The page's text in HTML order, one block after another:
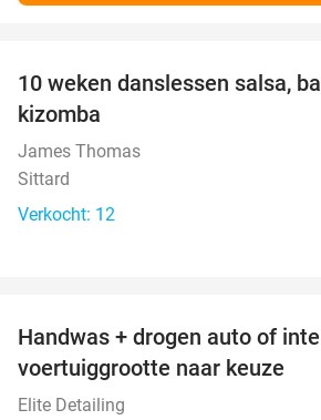
10 weken danslessen salsa,
kizomba
James Thomas
Sittard
Verkocht: 12
Handwas + drogen auto of
voertuiggrootte naar keuze
Elite Detailing